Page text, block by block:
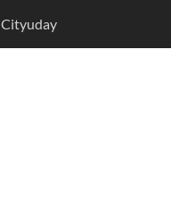
Cityuday